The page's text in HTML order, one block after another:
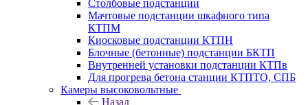
Столбовые подстанции
Мачтовые подстанции шкафного типа
КТПМ
Киосковые подстанции КТПН
Блочные (бетонные) подстанции БКТП
Внутренней установки подстанции КТПв
Для прогрева бетона станции КТПТО, СПБ
Камеры высоковольтные
Назад